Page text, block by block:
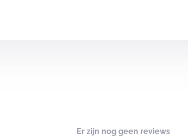
Er zijn nog geen reviews